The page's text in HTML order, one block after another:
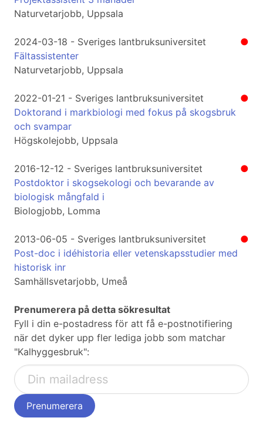
Naturvetarjobb, Uppsala
●
2024-03-18 - Sveriges lantbruksuniversitet
Fältassistenter
Naturvetarjobb, Uppsala
●
2022-01-21 - Sveriges lantbruksuniversitet
Doktorand i markbiologi med fokus på skogsbruk
och svampar
Högskolejobb, Uppsala
●
2016-12-12 - Sveriges lantbruksuniversitet
Postdoktor i skogsekologi och bevarande av
biologisk mångfald i
Biologjobb, Lomma
●
2013-06-05 - Sveriges lantbruksuniversitet
Post-doc i idéhistoria eller vetenskapsstudier med
historisk inr
Samhällsvetarjobb, Umeå
Prenumerera på detta sökresultat
Fyll i din e-postadress för att få e-postnotifiering
när det dyker upp fler lediga jobb som matchar
"Kalhyggesbruk":